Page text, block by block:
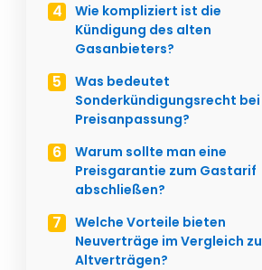
Wie kompliziert ist die
Kündigung des alten
Gasanbieters?
Was bedeutet
Sonderkündigungsrecht bei
Preisanpassung?
Warum sollte man eine
Preisgarantie zum Gastarif
abschließen?
Welche Vorteile bieten
Neuverträge im Vergleich zu
Altverträgen?